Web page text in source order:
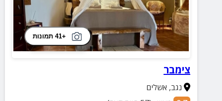
+41 תמונות
צימבר
נגב, אשלים